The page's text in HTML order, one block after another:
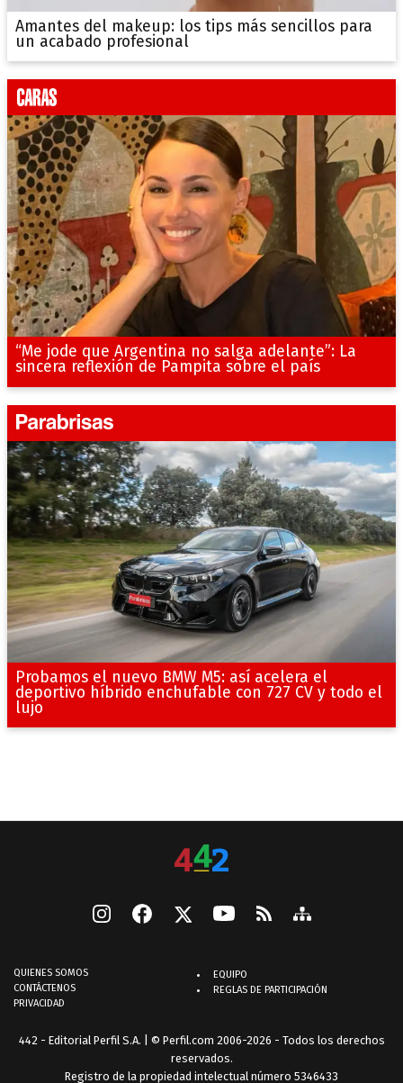
Amantes del makeup: los tips más sencillos para
un acabado profesional
“Me jode que Argentina no salga adelante”: La
sincera reflexión de Pampita sobre el país
Probamos el nuevo BMW M5: así acelera el
deportivo híbrido enchufable con 727 CV y todo el
lujo
QUIENES SOMOS
CONTÁCTENOS
PRIVACIDAD
EQUIPO
REGLAS DE PARTICIPACIÓN
442 - Editorial Perfil S.A. | © Perfil.com 2006-2026 - Todos los derechos
reservados.
Registro de la propiedad intelectual número 5346433